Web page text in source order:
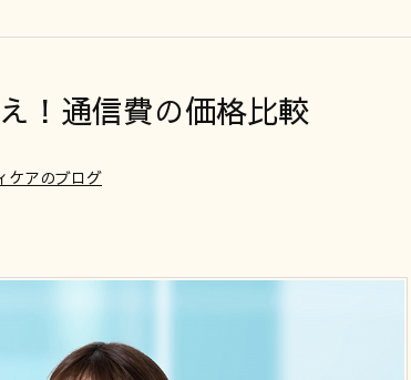
！通信費の価格比較
ケアのブログ